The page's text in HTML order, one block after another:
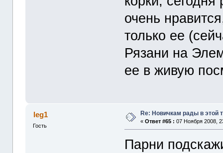
очень
только ее
Рязани на
ее в живую
leg1
Гость
Re: Новичкам рады в этой
«Ответ #65 : 07 Ноября 2008,
Парни